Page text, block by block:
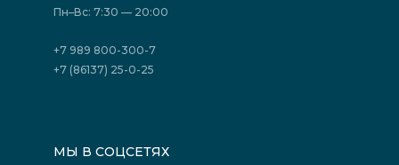
Юридическим лицам
Пн–Вс: 7:30 — 20:00
+7 989 800-300-7
+7 (86137) 25-0-25
МЫ В СОЦСЕТЯХ